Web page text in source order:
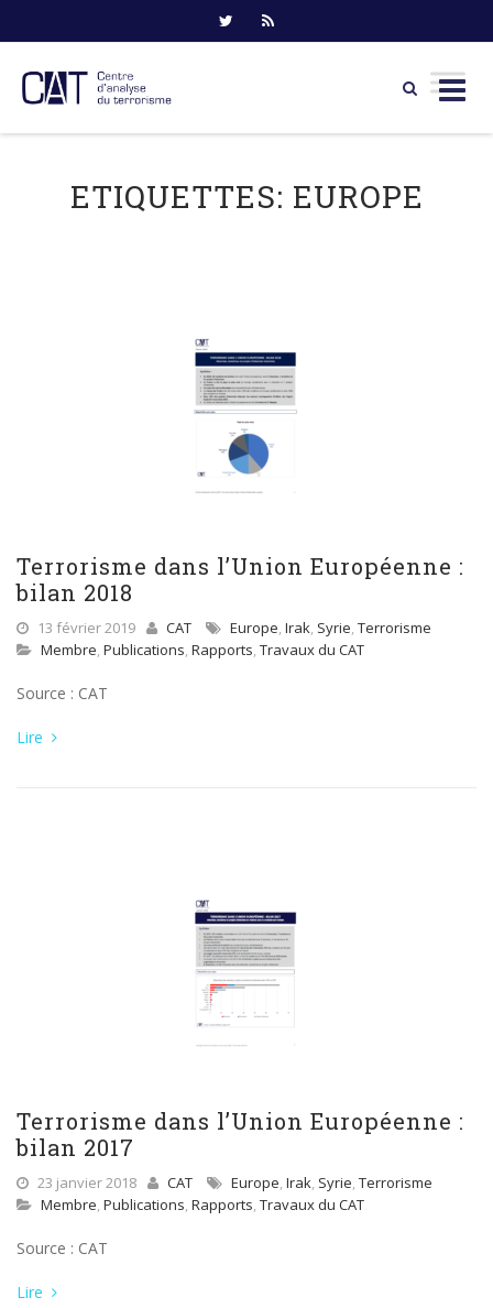
ETIQUETTES: EUROPE
Terrorisme dans l’Union Européenne :
bilan 2018
13 février 2019 CAT Europe, Irak, Syrie, Terrorisme
Membre, Publications, Rapports, Travaux du CAT
Source : CAT
Lire
Terrorisme dans l’Union Européenne :
bilan 2017
23 janvier 2018 CAT Europe, Irak, Syrie, Terrorisme
Membre, Publications, Rapports, Travaux du CAT
Source : CAT
Lire